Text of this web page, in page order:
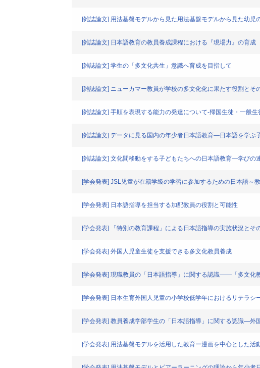
[雑誌論文] 用法基盤モデルから見た用法基盤モデルから見た幼
[雑誌論文] 日本語教育の教員養成課程における『現場力』の育成
[雑誌論文] 学生の「多文化共生」意識へ育成を目指して
[雑誌論文] ニューカマー教員が学校の多文化化に果たす役割とそ
[雑誌論文] 手順を表現する能力の発達について-帰国生徒・一般
[雑誌論文] データに見る国内の年少者日本語教育―日本語を学ぶ
[雑誌論文] 文化間移動をする子どもたちへの日本語教育―学び
[学会発表] JSL児童が在籍学級の学習に参加するための日本語～
[学会発表] 日本語指導を担当する加配教員の役割と可能性
[学会発表] 「特別の教育課程」による日本語指導の実施状況と
[学会発表] 外国人児童生徒を支援できる多文化教員養成
[学会発表] 現職教員の「日本語指導」に関する認識――「多文
[学会発表] 日本生育外国人児童の小学校低学年におけるリテラ
[学会発表] 教員養成学部学生の「日本語指導」に関する認識―
[学会発表] 用法基盤モデルを活用した教育ー漫画を中心とした活